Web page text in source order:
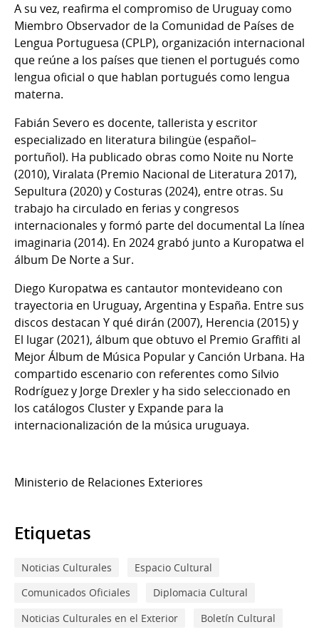
A su vez, reafirma el compromiso de Uruguay como
Miembro Observador de la Comunidad de Países de
Lengua Portuguesa (CPLP), organización internacional
que reúne a los países que tienen el portugués como
lengua oficial o que hablan portugués como lengua
materna.
Fabián Severo es docente, tallerista y escritor
especializado en literatura bilingüe (español–
portuñol). Ha publicado obras como Noite nu Norte
(2010), Viralata (Premio Nacional de Literatura 2017),
Sepultura (2020) y Costuras (2024), entre otras. Su
trabajo ha circulado en ferias y congresos
internacionales y formó parte del documental La línea
imaginaria (2014). En 2024 grabó junto a Kuropatwa el
álbum De Norte a Sur.
Diego Kuropatwa es cantautor montevideano con
trayectoria en Uruguay, Argentina y España. Entre sus
discos destacan Y qué dirán (2007), Herencia (2015) y
El lugar (2021), álbum que obtuvo el Premio Graffiti al
Mejor Álbum de Música Popular y Canción Urbana. Ha
compartido escenario con referentes como Silvio
Rodríguez y Jorge Drexler y ha sido seleccionado en
los catálogos Cluster y Expande para la
internacionalización de la música uruguaya.
Ministerio de Relaciones Exteriores
Etiquetas
Noticias Culturales
Espacio Cultural
Comunicados Oficiales
Diplomacia Cultural
Noticias Culturales en el Exterior
Boletín Cultural